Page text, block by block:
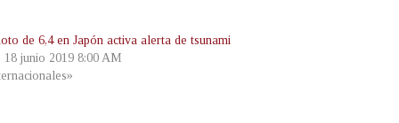
de 6,4 en Japón activa alerta de tsunami
18 junio 2019 8:00 AM